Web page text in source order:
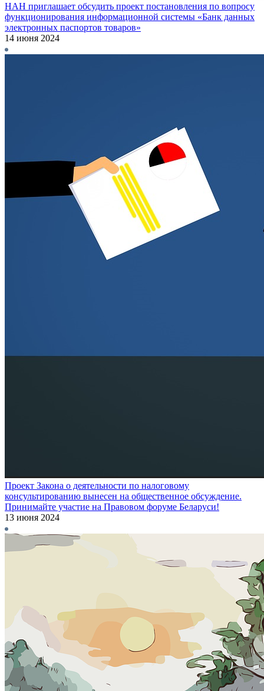
НАН приглашает обсудить проект постановления по вопросу
функционирования информационной системы «Банк данных
электронных паспортов товаров»
14 июня 2024
Проект Закона о деятельности по налоговому
консультированию вынесен на общественное обсуждение.
Принимайте участие на Правовом форуме Беларуси!
13 июня 2024